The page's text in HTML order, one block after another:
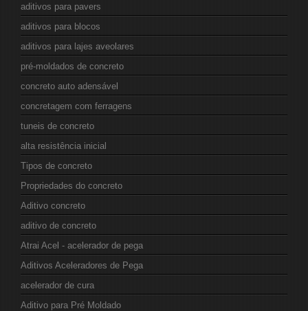
aditivos para pavers
aditivos para blocos
aditivos para lajes aveolares
pré-moldados de concreto
concreto auto adensável
concretagem com ferragens
tuneis de concreto
alta resistência inicial
Tipos de concreto
Propriedades do concreto
Aditivo concreto
aditivo de concreto
Atrai Acel - acelerador de pega
Aditivos Aceleradores de Pega
acelerador de cura
Aditivo para Pré Moldado